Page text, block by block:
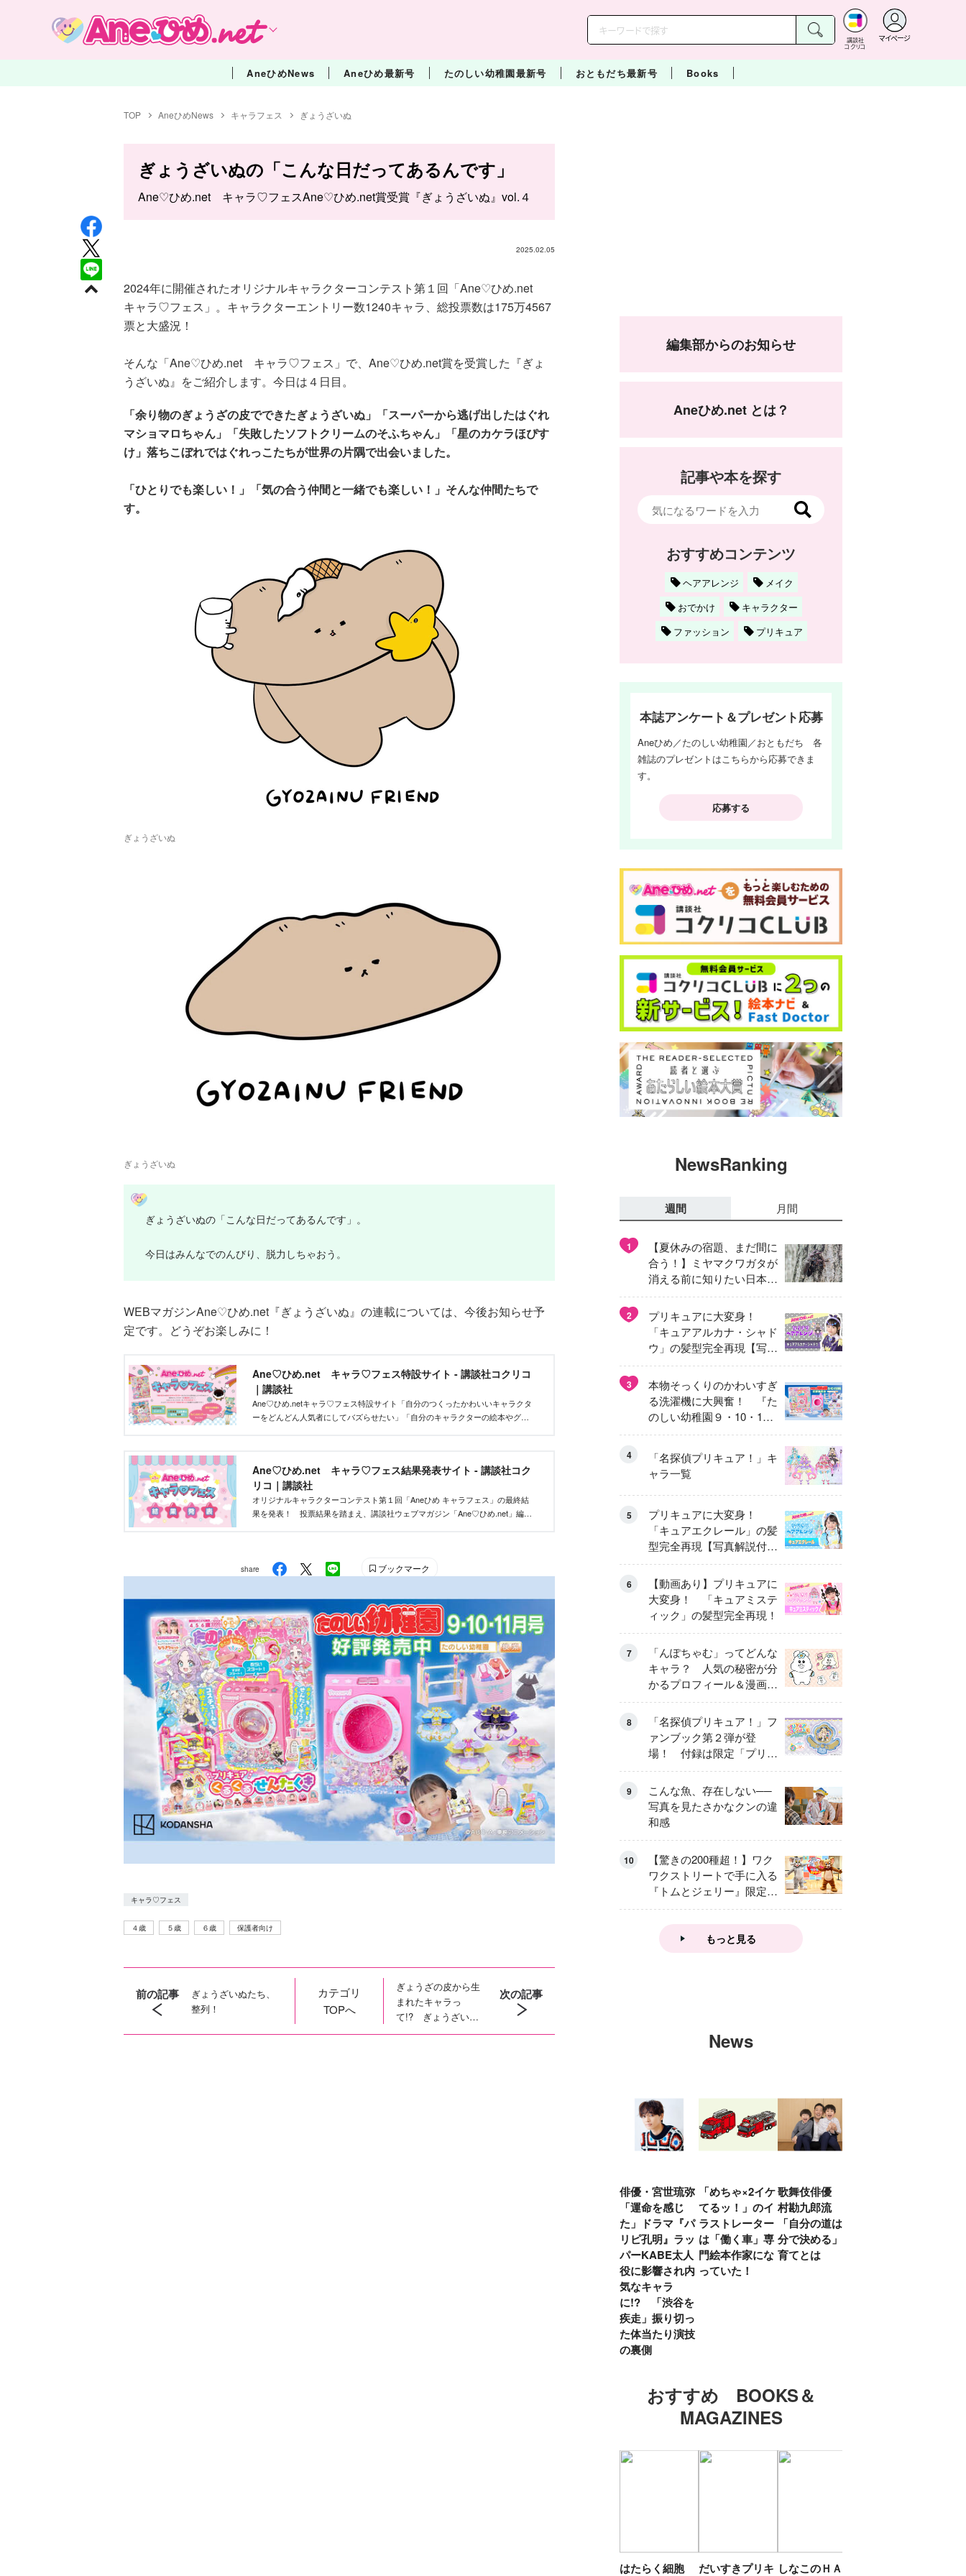
講談社
コクリコ
マイページ
AneひめNews Aneひめ最新号 たのしい幼稚園最新号 おともだち最新号 Books
TOP AneひめNews キャラフェス ぎょうざいぬ
ぎょうざいぬの「こんな日だってあるんです」
Ane♡ひめ.net キャラ♡フェスAne♡ひめ.net賞受賞『ぎょうざいぬ』vol.４
2025.02.05
2024年に開催されたオリジナルキャラクターコンテスト第１回「Ane♡ひめ.net
キャラ♡フェス」。キャラクターエントリー数1240キャラ、総投票数は175万4567
票と大盛況！
そんな「Ane♡ひめ.net キャラ♡フェス」で、Ane♡ひめ.net賞を受賞した『ぎょ
うざいぬ』をご紹介します。今日は４日目。
「余り物のぎょうざの皮でできたぎょうざいぬ」「スーパーから逃げ出したはぐれ
マショマロちゃん」「失敗したソフトクリームのそふちゃん」「星のカケラほぴす
け」落ちこぼれではぐれっこたちが世界の片隅で出会いました。
「ひとりでも楽しい！」「気の合う仲間と一緒でも楽しい！」そんな仲間たちで
す。
ぎょうざいぬ
ぎょうざいぬ
ぎょうざいぬの「こんな日だってあるんです」。
今日はみんなでのんびり、脱力しちゃおう。
WEBマガジンAne♡ひめ.net『ぎょうざいぬ』の連載については、今後お知らせ予
定です。どうぞお楽しみに！
Ane♡ひめ.net キャラ♡フェス特設サイト - 講談社コクリコ
｜講談社
Ane♡ひめ.netキャラ♡フェス特設サイト「自分のつくったかわいいキャラクタ
ーをどんどん人気者にしてバズらせたい」「自分のキャラクターの絵本やグッ
Ane♡ひめ.net キャラ♡フェス結果発表サイト - 講談社コク
リコ｜講談社
オリジナルキャラクターコンテスト第１回「Aneひめ キャラフェス」の最終結
果を発表！ 投票結果を踏まえ、講談社ウェブマガジン「Ane♡ひめ.net」編集
share ブックマーク
キャラ♡フェス
４歳 ５歳 ６歳 保護者向け
前の記事
ぎょうざいぬたち、
整列！
カテゴリ
TOPへ
ぎょうざの皮から生
まれたキャラっ
て!? ぎょうざいぬ
の２コマ漫画「かん
次の記事
編集部からのお知らせ
Aneひめ.net とは？
記事や本を探す
おすすめコンテンツ
ヘアアレンジ
メイク
おでかけ
キャラクター
ファッション
プリキュア
本誌アンケート＆プレゼント応募
Aneひめ／たのしい幼稚園／おともだち 各
雑誌のプレゼントはこちらから応募できま
す。
応募する
NewsRanking
週間 月間
1
【夏休みの宿題、まだ間に
合う！】ミヤマクワガタが
消える前に知りたい日本の
異変
2
プリキュアに大変身！
「キュアアルカナ・シャド
ウ」の髪型完全再現【写真
解説付き】
3
本物そっくりのかわいすぎ
る洗濯機に大興奮！ 『た
のしい幼稚園９・10・11
月号』だけのオリジナル付
せんたくき」
4
「名探偵プリキュア！」キ
ャラ一覧
5
プリキュアに大変身！
「キュアエクレール」の髪
型完全再現【写真解説付
き】
6
【動画あり】プリキュアに
大変身！ 「キュアミステ
ィック」の髪型完全再現！
7
「んぽちゃむ」ってどんな
キャラ？ 人気の秘密が分
かるプロフィール＆漫画ま
とめ
8
「名探偵プリキュア！」フ
ァンブック第２弾が登
場！ 付録は限定「プリキ
ュアマコトジュエル キュ
アアルカナ・シャドウ ア
イスver.」 キュアエクレ
ールを大特集！
9
こんな魚、存在しない──
写真を見たさかなクンの違
和感
10
【驚きの200種超！】ワク
ワクストリートで手に入る
『トムとジェリー』限定グ
ッズ特集
もっと見る
News
俳優・宮世琉弥
「運命を感じ
た」ドラマ『パ
リピ孔明』ラッ
パーKABE太人
役に影響され内
気なキャラ
に!? 「渋谷を
疾走」振り切っ
た体当たり演技
の裏側
「めちゃ×2イケ
てるッ！」のイ
ラストレーター
は「働く車」専
門絵本作家にな
っていた！
歌舞伎俳優 中
村勘九郎流
「自分の道は自
分で決める」子
育てとは
おすすめ BOOKS＆
MAGAZINES
はたらく細胞
だいすきプリキ しなこのＨＡＰ